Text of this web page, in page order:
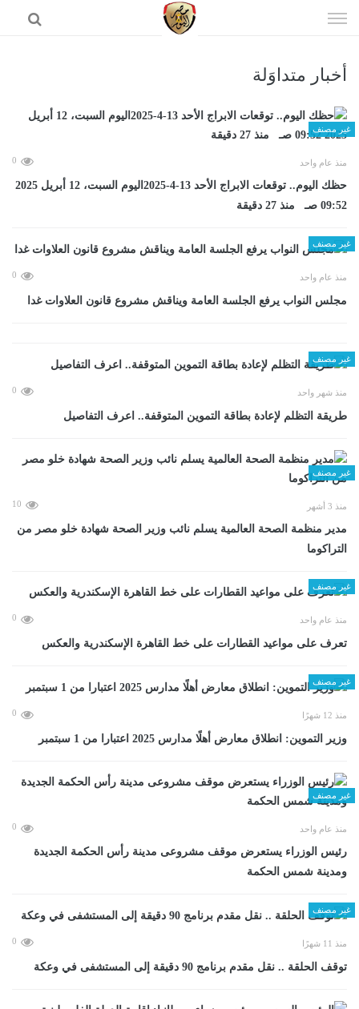
الى
أخبار متداوَلة
غير مصنف
منذ عام واحد 0
حظك اليوم.. توقعات الابراج الأحد 13-4-2025اليوم السبت، 12 أبريل 2025
09:52 صـ منذ 27 دقيقة
غير مصنف
منذ عام واحد 0
مجلس النواب يرفع الجلسة العامة ويناقش مشروع قانون العلاوات غدا
غير مصنف
منذ شهر واحد 0
طريقة التظلم لإعادة بطاقة التموين المتوقفة.. اعرف التفاصيل
غير مصنف
منذ 3 أشهر 10
مدير منظمة الصحة العالمية يسلم نائب وزير الصحة شهادة خلو مصر من
التراكوما
غير مصنف
منذ عام واحد 0
تعرف على مواعيد القطارات على خط القاهرة الإسكندرية والعكس
غير مصنف
منذ 12 شهرًا 0
وزير التموين: انطلاق معارض أهلًا مدارس 2025 اعتبارا من 1 سبتمبر
غير مصنف
منذ عام واحد 0
رئيس الوزراء يستعرض موقف مشروعى مدينة رأس الحكمة الجديدة
ومدينة شمس الحكمة
غير مصنف
منذ 11 شهرًا 0
توقف الحلقة .. نقل مقدم برنامج 90 دقيقة إلى المستشفى في وعكة